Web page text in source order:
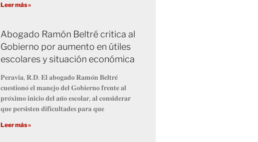
Leer más »
Abogado Ramón Beltré critica al
Gobierno por aumento en útiles
escolares y situación económica
𝐏𝐞𝐫𝐚𝐯𝐢𝐚, 𝐑.𝐃. 𝐄𝐥 𝐚𝐛𝐨𝐠𝐚𝐝𝐨 𝐑𝐚𝐦𝐨́𝐧 𝐁𝐞𝐥𝐭𝐫𝐞́
𝐜𝐮𝐞𝐬𝐭𝐢𝐨𝐧𝐨́ 𝐞𝐥 𝐦𝐚𝐧𝐞𝐣𝐨 𝐝𝐞𝐥 𝐆𝐨𝐛𝐢𝐞𝐫𝐧𝐨 𝐟𝐫𝐞𝐧𝐭𝐞 𝐚𝐥
𝐩𝐫𝐨́𝐱𝐢𝐦𝐨 𝐢𝐧𝐢𝐜𝐢𝐨 𝐝𝐞𝐥 𝐚𝐧̃𝐨 𝐞𝐬𝐜𝐨𝐥𝐚𝐫, 𝐚𝐥 𝐜𝐨𝐧𝐬𝐢𝐝𝐞𝐫𝐚𝐫
𝐪𝐮𝐞 𝐩𝐞𝐫𝐬𝐢𝐬𝐭𝐞𝐧 𝐝𝐢𝐟𝐢𝐜𝐮𝐥𝐭𝐚𝐝𝐞𝐬 𝐩𝐚𝐫𝐚 𝐪𝐮𝐞
Leer más »